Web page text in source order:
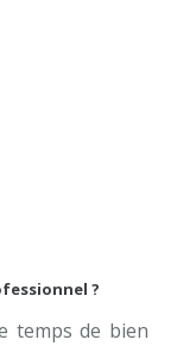
?
temps de bien